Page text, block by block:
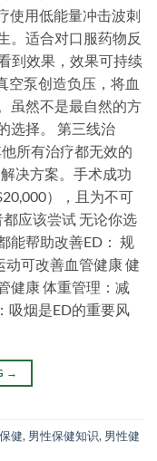
使用低能量冲击波刺
。适合对口服药物反
到效果，效果可持续
空泵创造负压，将血
虽然不是最自然的方
选择。 第三线治
所有治疗都无效的
决方案。手术成功
），且为不可
应该尝试 无论你选
能帮助改善ED： 规
可改善血管健康 健
健康 体重管理：减
吸烟是ED的重要风
→
健, 男性保健知识, 男性健